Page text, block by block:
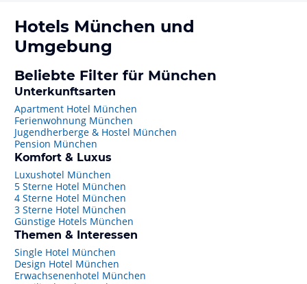
Hotels München und
Umgebung
Beliebte Filter für München
Unterkunftsarten
Apartment Hotel München
Ferienwohnung München
Jugendherberge & Hostel München
Pension München
Komfort & Luxus
Luxushotel München
5 Sterne Hotel München
4 Sterne Hotel München
3 Sterne Hotel München
Günstige Hotels München
Themen & Interessen
Single Hotel München
Design Hotel München
Erwachsenenhotel München